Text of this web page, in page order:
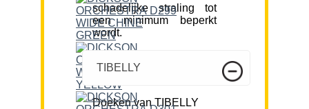
schadelijke straling tot
een minimum beperkt
wordt.
TIBELLY
Doeken van TIBELLY